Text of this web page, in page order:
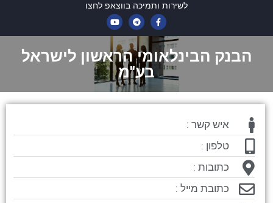
לשירות ותמיכה בווצאפ לחצו
הבנק הבינלאומי הראשון לישראל
בע"מ
איש קשר :
טלפון :
כתובות :
כתובת מייל :